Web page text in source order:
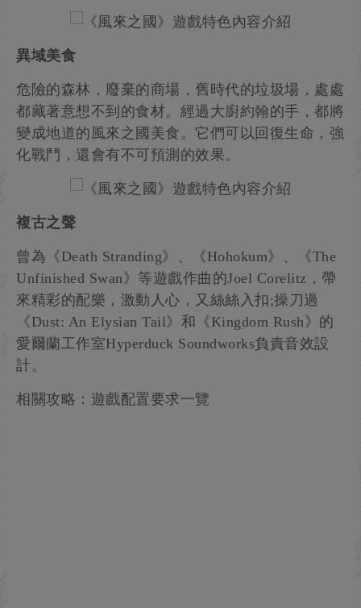
異域美食
危險的森林，廢棄的商場，舊時代的垃圾場，處處
都藏著意想不到的食材。經過大廚約翰的手，都將
變成地道的風來之國美食。它們可以回復生命，強
化戰鬥，還會有不可預測的效果。
複古之聲
曾為《Death Stranding》、《Hohokum》、《The
Unfinished Swan》等遊戲作曲的Joel Corelitz，帶
來精彩的配樂，激動人心，又絲絲入扣;操刀過
《Dust: An Elysian Tail》和《Kingdom Rush》的
愛爾蘭工作室Hyperduck Soundworks負責音效設
計。
相關攻略：遊戲配置要求一覽